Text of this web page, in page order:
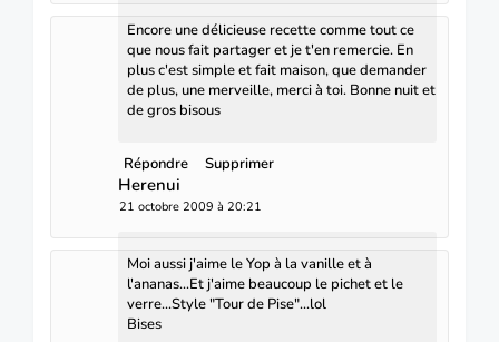
Encore une délicieuse recette comme tout ce
que nous fait partager et je t'en remercie. En
plus c'est simple et fait maison, que demander
de plus, une merveille, merci à toi. Bonne nuit et
de gros bisous
Répondre Supprimer
Herenui
21 octobre 2009 à 20:21
Moi aussi j'aime le Yop à la vanille et à
l'ananas...Et j'aime beaucoup le pichet et le
verre...Style "Tour de Pise"...lol
Bises